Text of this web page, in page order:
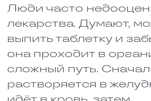
изучите совместимость
лекарств, чтобы знать, каких
сочетаний избегать.
КАК МЕНЯЕТСЯ
ДЕЙСТВИЕ ЛЕКАРСТВ